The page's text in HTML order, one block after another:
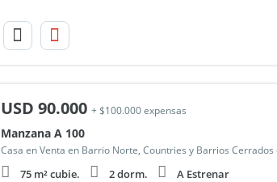
USD 90.000 + $100.000 expensas
Manzana A 100
Casa en Venta en Barrio Norte, Countries y Barrios Cerrados
75 m² cubie. 2 dorm. A Estrenar